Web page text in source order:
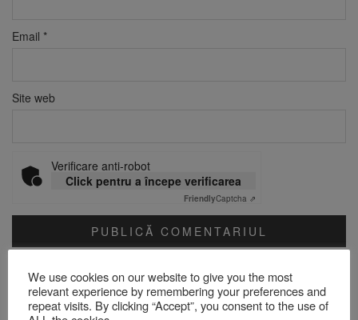
Email *
Site web
Verificare anti-robot
Click pentru a începe verificarea
FriendlyCaptcha ⇗
sunt procesate datele comentariilor tale.
We use cookies on our website to give you the most
relevant experience by remembering your preferences and
repeat visits. By clicking “Accept”, you consent to the use of